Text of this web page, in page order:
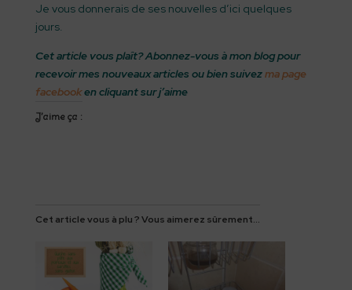
Je vous donnerais de ses nouvelles d’ici quelques
jours.
Cet article vous plaît? Abonnez-vous à mon blog pour
recevoir mes nouveaux articles ou bien suivezma page
facebooken cliquant sur j’aime
J’aime ça :
Cet article vous à plu ? Vous aimerez sûrement...